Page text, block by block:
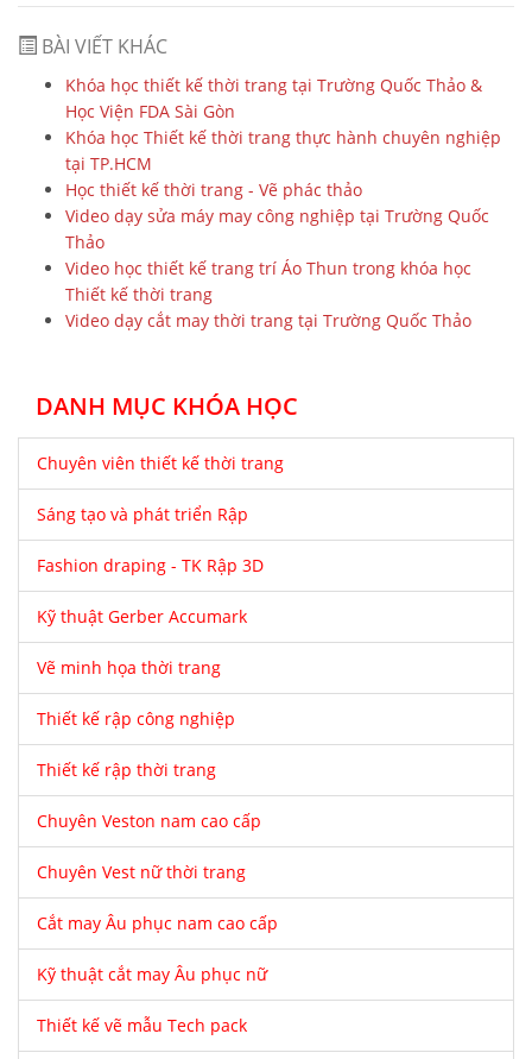
BÀI VIẾT KHÁC
Khóa học thiết kế thời trang tại Trường Quốc Thảo &
Học Viện FDA Sài Gòn
Khóa học Thiết kế thời trang thực hành chuyên nghiệp
tại TP.HCM
Học thiết kế thời trang - Vẽ phác thảo
Video dạy sửa máy may công nghiệp tại Trường Quốc
Thảo
Video học thiết kế trang trí Áo Thun trong khóa học
Thiết kế thời trang
Video dạy cắt may thời trang tại Trường Quốc Thảo
DANH MỤC KHÓA HỌC
Chuyên viên thiết kế thời trang
Sáng tạo và phát triển Rập
Fashion draping - TK Rập 3D
Kỹ thuật Gerber Accumark
Vẽ minh họa thời trang
Thiết kế rập công nghiệp
Thiết kế rập thời trang
Chuyên Veston nam cao cấp
Chuyên Vest nữ thời trang
Cắt may Âu phục nam cao cấp
Kỹ thuật cắt may Âu phục nữ
Thiết kế vẽ mẫu Tech pack